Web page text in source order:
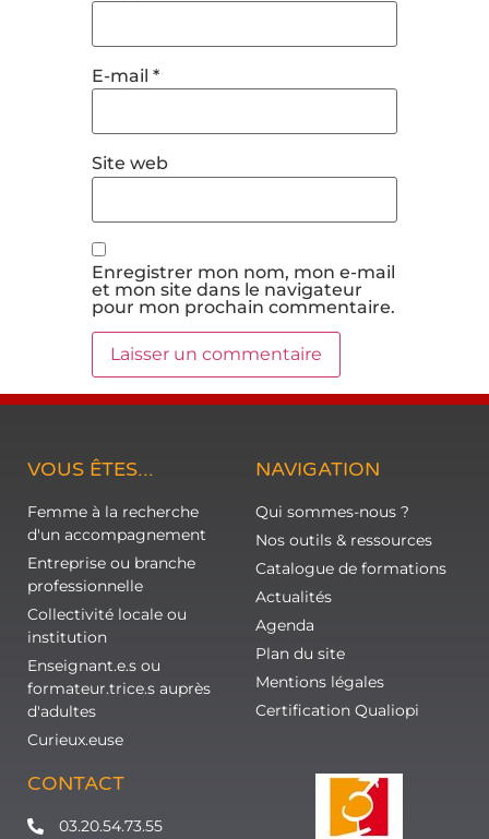
E-mail *
Site web
Enregistrer mon nom, mon e-mail
et mon site dans le navigateur
pour mon prochain commentaire.
VOUS ÊTES...
Femme à la recherche
d'un accompagnement
Entreprise ou branche
professionnelle
Collectivité locale ou
institution
Enseignant.e.s ou
formateur.trice.s auprès
d'adultes
Curieux.euse
NAVIGATION
Qui sommes-nous ?
Nos outils & ressources
Catalogue de formations
Actualités
Agenda
Plan du site
Mentions légales
Certification Qualiopi
CONTACT
03.20.54.73.55